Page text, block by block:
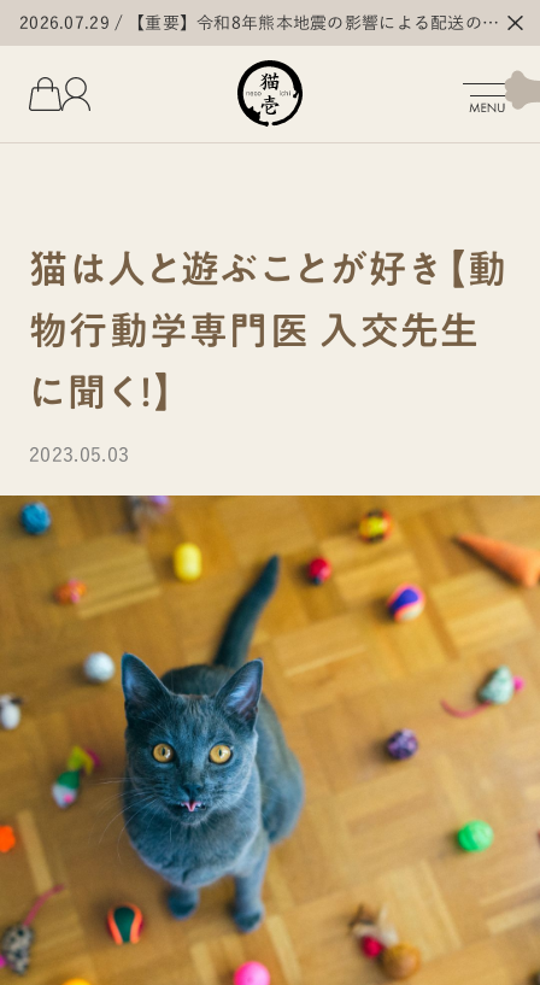
2026.07.29
【重要】令和8年熊本地震の影響による配送の遅
延・停止について
猫は人と遊ぶことが好き【動
物行動学専門医 入交先生
に聞く！】
2023.05.03